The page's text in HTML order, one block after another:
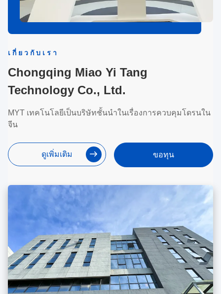
เกี่ยวกับเรา
Chongqing Miao Yi Tang
Technology Co., Ltd.
MYT เทคโนโลยีเป็นบริษัทชั้นนําในเรื่องการควบคุมโดรนใน
จีน
ดูเพิ่มเติม ขอทุน